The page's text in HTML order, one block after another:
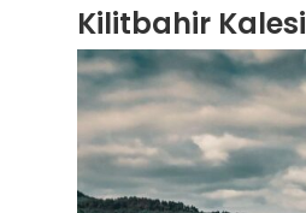
Kilitbahir Kalesi